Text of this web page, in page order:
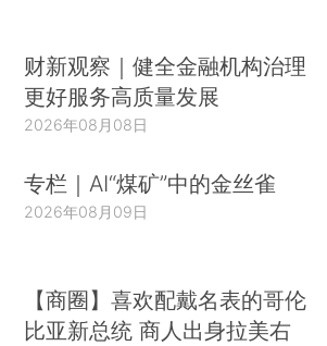
财新观察｜健全金融机构治理
更好服务高质量发展
2026年08月08日
专栏｜AI“煤矿”中的金丝雀
2026年08月09日
【商圈】喜欢配戴名表的哥伦
比亚新总统 商人出身拉美右